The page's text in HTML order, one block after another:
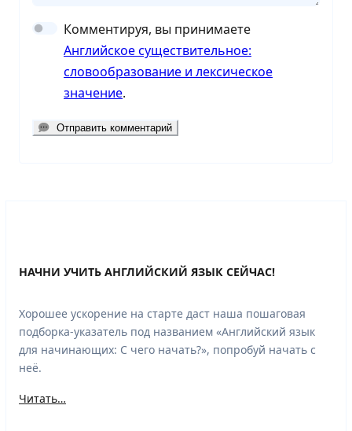
Комментируя, вы принимаете
Английское существительное:
словообразование и лексическое
значение.
Отправить комментарий
НАЧНИ УЧИТЬ АНГЛИЙСКИЙ ЯЗЫК СЕЙЧАС!
Хорошее ускорение на старте даст наша пошаговая
подборка-указатель под названием «Английский язык
для начинающих: С чего начать?», попробуй начать с
неё.
Читать…